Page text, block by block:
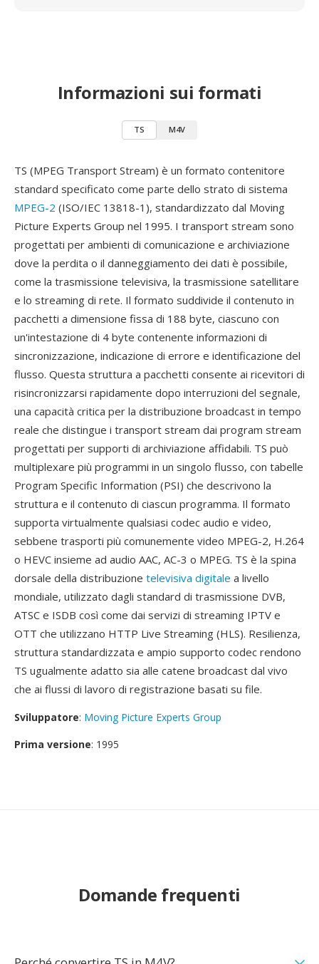
Informazioni sui formati
TS M4V
TS (MPEG Transport Stream) è un formato contenitore
standard specificato come parte dello strato di sistema
MPEG-2 (ISO/IEC 13818-1), standardizzato dal Moving
Picture Experts Group nel 1995. I transport stream sono
progettati per ambienti di comunicazione e archiviazione
dove la perdita o il danneggiamento dei dati è possibile,
come la trasmissione televisiva, la trasmissione satellitare
e lo streaming di rete. Il formato suddivide il contenuto in
pacchetti a dimensione fissa di 188 byte, ciascuno con
un'intestazione di 4 byte contenente informazioni di
sincronizzazione, indicazione di errore e identificazione del
flusso. Questa struttura a pacchetti consente ai ricevitori di
risincronizzarsi rapidamente dopo interruzioni del segnale,
una capacità critica per la distribuzione broadcast in tempo
reale che distingue i transport stream dai program stream
progettati per supporti di archiviazione affidabili. TS può
multiplexare più programmi in un singolo flusso, con tabelle
Program Specific Information (PSI) che descrivono la
struttura e il contenuto di ciascun programma. Il formato
supporta virtualmente qualsiasi codec audio e video,
sebbene trasporti più comunemente video MPEG-2, H.264
o HEVC insieme ad audio AAC, AC-3 o MPEG. TS è la spina
dorsale della distribuzione televisiva digitale a livello
mondiale, utilizzato dagli standard di trasmissione DVB,
ATSC e ISDB così come dai servizi di streaming IPTV e
OTT che utilizzano HTTP Live Streaming (HLS). Resilienza,
struttura standardizzata e ampio supporto codec rendono
TS ugualmente adatto sia alle catene broadcast dal vivo
che ai flussi di lavoro di registrazione basati su file.
Sviluppatore: Moving Picture Experts Group
Prima versione: 1995
Domande frequenti